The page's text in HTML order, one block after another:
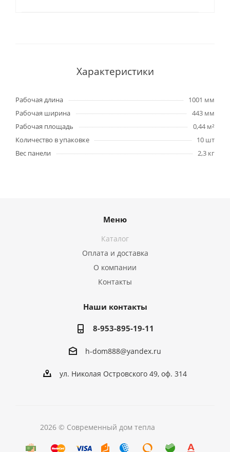
Характеристики
Рабочая длина
1001 мм
Рабочая ширина
443 мм
Рабочая площадь
0,44 м²
Количество в упаковке
10 шт
Вес панели
2,3 кг
Меню
Каталог
Оплата и доставка
О компании
Контакты
Наши контакты
8-953-895-19-11
h-dom888@yandex.ru
ул. Николая Островского 49, оф. 314
2026 © Современный дом тепла